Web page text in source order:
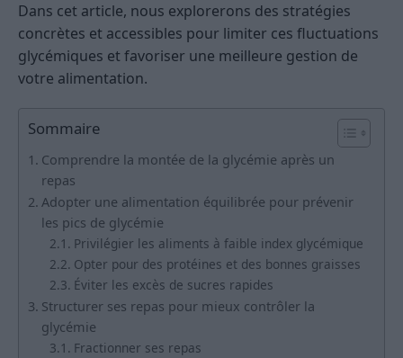
Dans cet article, nous explorerons des stratégies
concrètes et accessibles pour limiter ces fluctuations
glycémiques et favoriser une meilleure gestion de
votre alimentation.
Sommaire
Comprendre la montée de la glycémie après un
repas
Adopter une alimentation équilibrée pour prévenir
les pics de glycémie
Privilégier les aliments à faible index glycémique
Opter pour des protéines et des bonnes graisses
Éviter les excès de sucres rapides
Structurer ses repas pour mieux contrôler la
glycémie
Fractionner ses repas